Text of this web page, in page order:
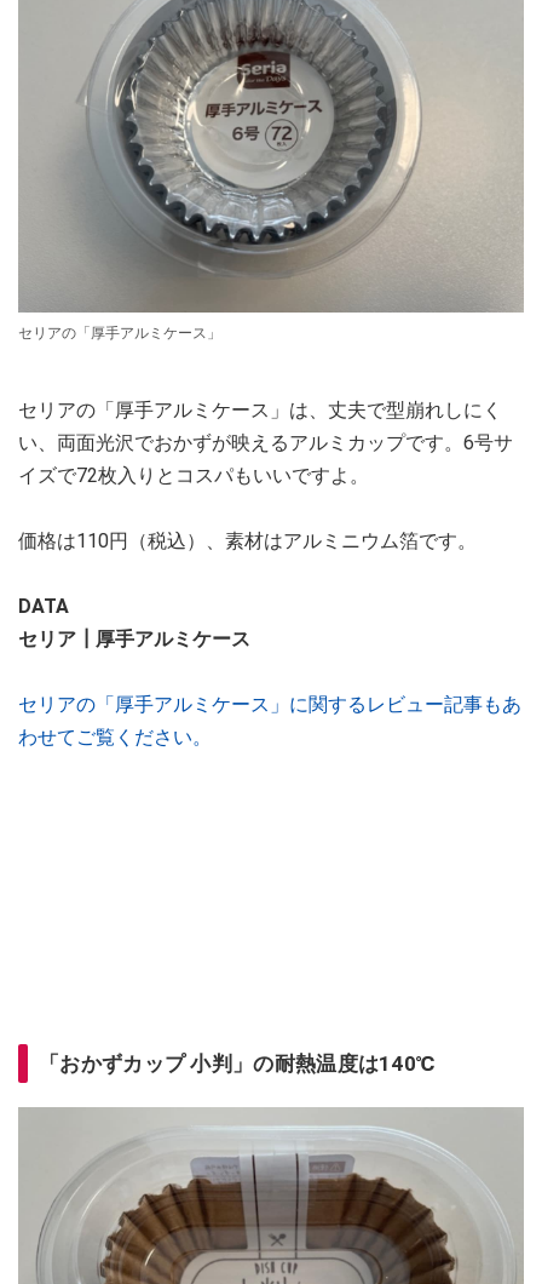
セリアの「厚手アルミケース」
セリアの「厚手アルミケース」は、丈夫で型崩れしにく
い、両面光沢でおかずが映えるアルミカップです。6号サ
イズで72枚入りとコスパもいいですよ。
価格は110円（税込）、素材はアルミニウム箔です。
DATA
セリア┃厚手アルミケース
セリアの「厚手アルミケース」に関するレビュー記事もあ
わせてご覧ください。
「おかずカップ 小判」の耐熱温度は140℃